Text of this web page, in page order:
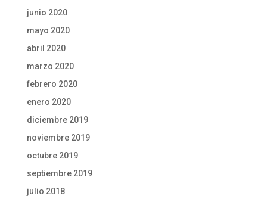
junio 2020
mayo 2020
abril 2020
marzo 2020
febrero 2020
enero 2020
diciembre 2019
noviembre 2019
octubre 2019
septiembre 2019
julio 2018